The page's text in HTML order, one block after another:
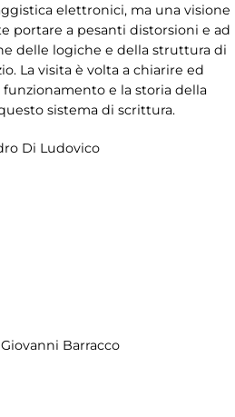
elettronici, ma una visione
portare a pesanti distorsioni e ad
delle logiche e della struttura di
La visita è volta a chiarire ed
funzionamento e la storia della
sistema di scrittura.
Di Ludovico
Barracco